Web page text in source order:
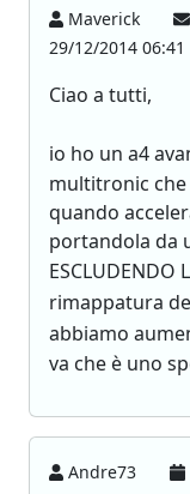
Maverick
29/12/2014 06:41
Ciao a tutti,
io ho un a4
multitronic
quando
portandola da
ESCLUDENDO
rimappatura
abbiamo
va che è uno
Andre73